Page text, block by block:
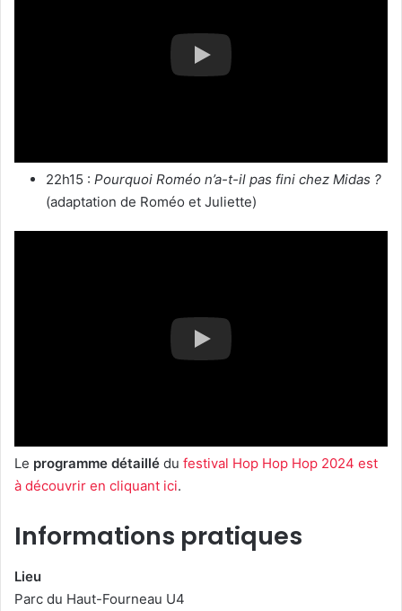
22h15 : Pourquoi Roméo n’a-t-il pas fini chez Midas ?
(adaptation de Roméo et Juliette)
Le programme détaillé du festival Hop Hop Hop 2024 est
à découvrir en cliquant ici.
Informations pratiques
Lieu
Parc du Haut-Fourneau U4